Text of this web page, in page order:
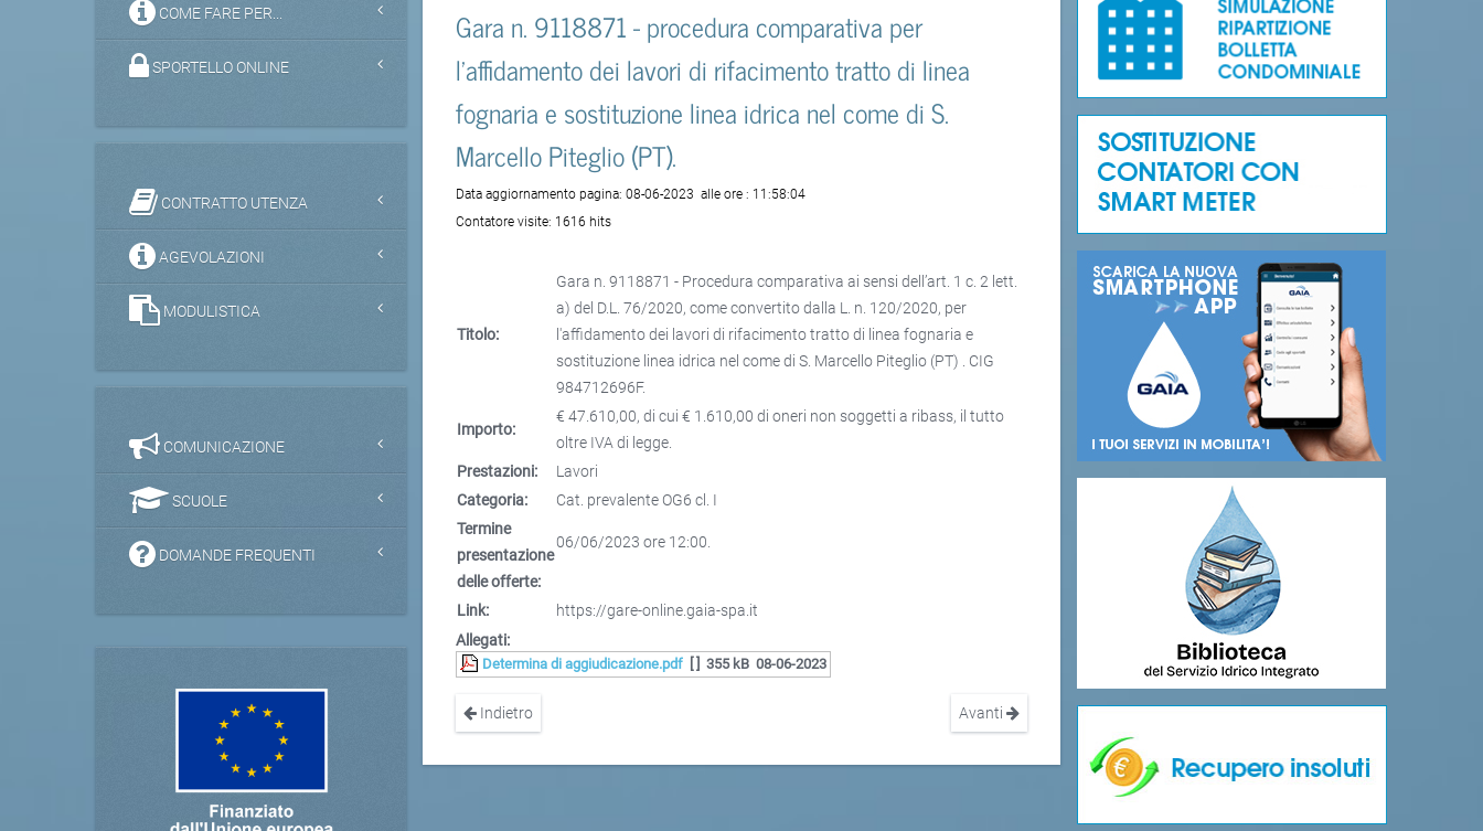
Gara n. 9118871 - procedura comparativa per
l'affidamento dei lavori di rifacimento tratto di linea
fognaria e sostituzione linea idrica nel come di S.
Marcello Piteglio (PT).
Data aggiornamento pagina:08-06-2023 alle ore : 11:58:04
Contatore visite: 1616 hits
Titolo:
Gara n. 9118871 - Procedura comparativa ai sensi dell’art. 1 c. 2 lett.
a) del D.L. 76/2020, come convertito dalla L. n. 120/2020, per
l'affidamento dei lavori di rifacimento tratto di linea fognaria e
sostituzione linea idrica nel come di S. Marcello Piteglio (PT) . CIG
984712696F.
Importo:
€ 47.610,00, di cui € 1.610,00 di oneri non soggetti a ribass, il tutto
oltre IVA di legge.
Prestazioni:
Lavori
Categoria:
Cat. prevalente OG6 cl. I
Termine
presentazione
delle offerte:
06/06/2023 ore 12:00.
Link:
https://gare-online.gaia-spa.it
Allegati:
Determina di aggiudicazione.pdf [ ] 355 kB 08-06-2023
Indietro Avanti
COME FARE PER...
SPORTELLO ONLINE
CONTRATTO UTENZA
AGEVOLAZIONI
MODULISTICA
COMUNICAZIONE
SCUOLE
DOMANDE FREQUENTI